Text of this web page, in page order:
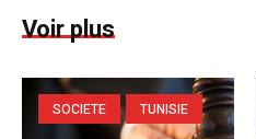
Voir plus
SOCIETE TUNISIE